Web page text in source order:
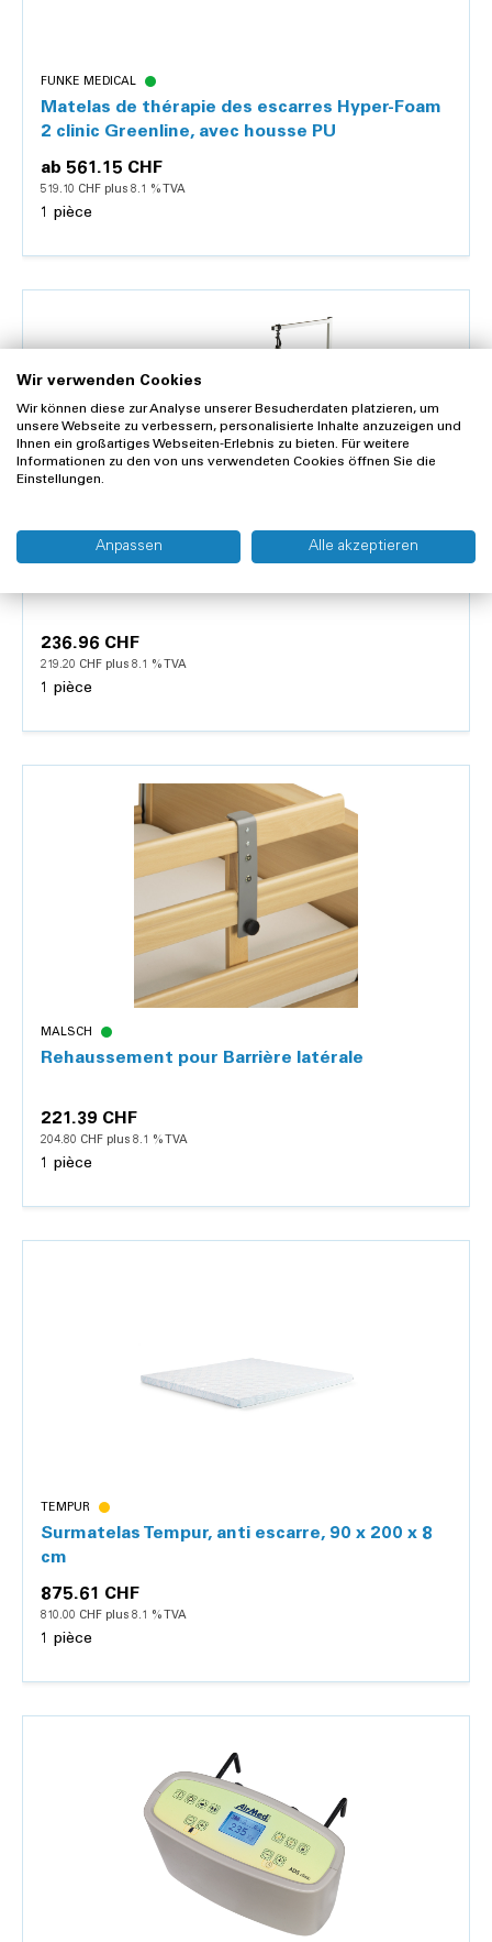
FUNKE MEDICAL
Matelas de thérapie des escarres Hyper-Foam
2 clinic Greenline, avec housse PU
ab 561.15 CHF
519.10 CHF plus 8.1 % TVA
1 pièce
236.96 CHF
219.20 CHF plus 8.1 % TVA
1 pièce
MALSCH
Rehaussement pour Barrière latérale
221.39 CHF
204.80 CHF plus 8.1 % TVA
1 pièce
TEMPUR
Surmatelas Tempur, anti escarre, 90 x 200 x 8
cm
875.61 CHF
810.00 CHF plus 8.1 % TVA
1 pièce
Détails
Wir verwenden Cookies
Wir können diese zur Analyse unserer Besucherdaten platzieren, um
unsere Webseite zu verbessern, personalisierte Inhalte anzuzeigen und
Ihnen ein großartiges Webseiten-Erlebnis zu bieten. Für weitere
Informationen zu den von uns verwendeten Cookies öffnen Sie die
Einstellungen.
Anpassen Alle akzeptieren